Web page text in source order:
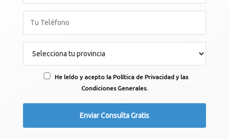
He leído y acepto la Política de Privacidad y las
Condiciones Generales.